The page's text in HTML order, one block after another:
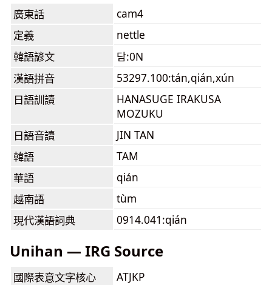
廣東話
cam4
定義
nettle
韓語諺文
담:0N
漢語拼音
53297.100:tán,qián,xún
日語訓讀
HANASUGE IRAKUSA
MOZUKU
日語音讀
JIN TAN
韓語
TAM
華語
qián
越南語
tùm
現代漢語詞典
0914.041:qián
Unihan — IRG Source
國際表意文字核心
ATJKP